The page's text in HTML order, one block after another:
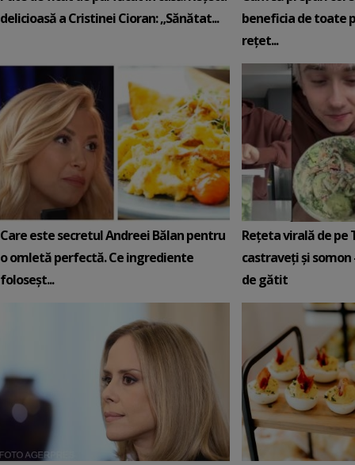
delicioasă a Cristinei Cioran: „Sănătat...
beneficia de toate
rețet...
Care este secretul Andreei Bălan pentru
o omletă perfectă. Ce ingrediente
foloseșt...
Rețeta virală de pe
castraveți și somon
de gătit